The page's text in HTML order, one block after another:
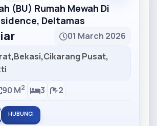
(BU) Rumah Mewah Di
Deltamas
01 March 2026
,Bekasi,Cikarang Pusat,
90 M2 3 2
HUBUNGI